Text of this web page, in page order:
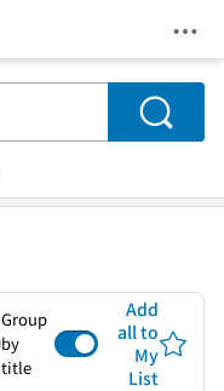
Search
Group
by
title
Add
all to
My
List